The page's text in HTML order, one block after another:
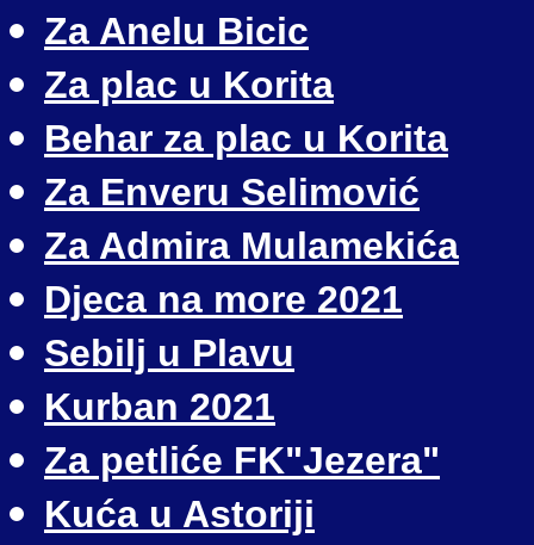
Za Anelu Bicic
Za plac u Korita
Behar za plac u Korita
Za Enveru Selimović
Za Admira Mulamekića
Djeca na more 2021
Sebilj u Plavu
Kurban 2021
Za petliće FK"Jezera"
Kuća u Astoriji